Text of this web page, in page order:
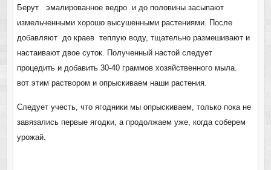
Берут эмалированное ведро и до половины засыпают
измельченными хорошо высушенными растениями. После
добавляют до краев теплую воду, тщательно размешивают и
настаивают двое суток. Полученный настой следует
процедить и добавить 30-40 граммов хозяйственного мыла.
вот этим раствором и опрыскиваем наши растения.
Следует учесть, что ягодники мы опрыскиваем, только пока не
завязались первые ягодки, а продолжаем уже, когда соберем
урожай.